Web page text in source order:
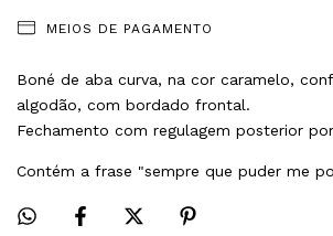
MEIOS DE PAGAMENTO
Boné de aba curva, na cor caramelo,
algodão, com bordado frontal.
Fechamento com regulagem posterior
Contém a frase "sempre que puder me